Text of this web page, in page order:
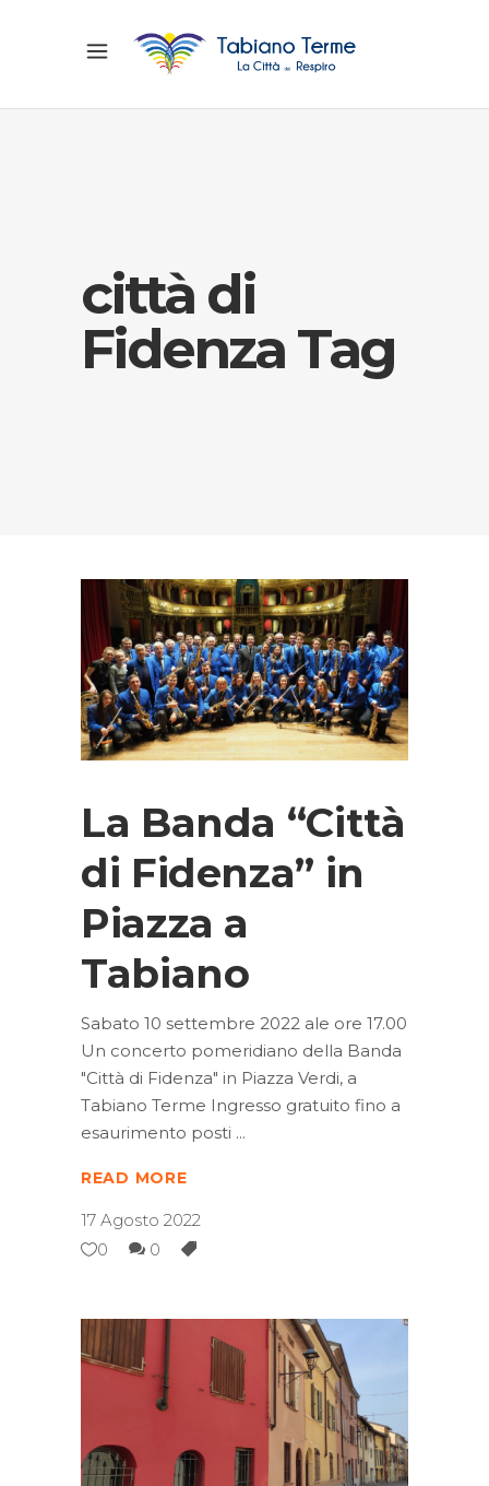
città di
Fidenza Tag
La Banda “Città
di Fidenza” in
Piazza a
Tabiano
Sabato 10 settembre 2022 ale ore 17.00
Un concerto pomeridiano della Banda
"Città di Fidenza" in Piazza Verdi, a
Tabiano Terme Ingresso gratuito fino a
esaurimento posti
READ MORE
17 Agosto 2022
0
0